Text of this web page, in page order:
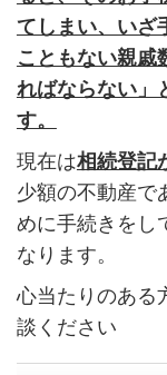
てしまい、いざ
こともない親戚
ればならない」
す。
現在は相続登記
少額の不動産で
めに手続きをし
なります。
心当たりのある
談ください